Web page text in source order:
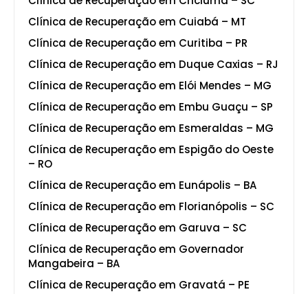
Clínica de Recuperação em Cuiabá – MT
Clínica de Recuperação em Curitiba – PR
Clínica de Recuperação em Duque Caxias – RJ
Clínica de Recuperação em Elói Mendes – MG
Clínica de Recuperação em Embu Guaçu – SP
Clínica de Recuperação em Esmeraldas – MG
Clínica de Recuperação em Espigão do Oeste
– RO
Clínica de Recuperação em Eunápolis – BA
Clínica de Recuperação em Florianópolis – SC
Clínica de Recuperação em Garuva – SC
Clínica de Recuperação em Governador
Mangabeira – BA
Clínica de Recuperação em Gravatá – PE